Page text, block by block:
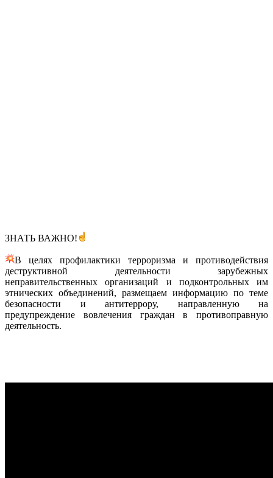
ЗНАТЬ ВАЖНО!
В целях профилактики терроризма и противодействия
деструктивной деятельности зарубежных
неправительственных организаций и подконтрольных им
этнических объединений, размещаем информацию по теме
безопасности и антитеррору, направленную на
предупреждение вовлечения граждан в противоправную
деятельность.